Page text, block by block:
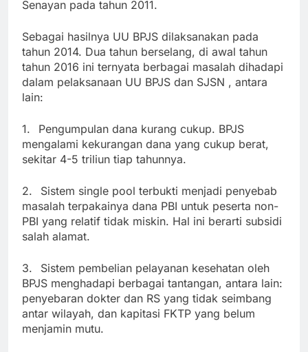
Senayan pada tahun 2011.
Sebagai hasilnya UU BPJS dilaksanakan pada
tahun 2014. Dua tahun berselang, di awal tahun
tahun 2016 ini ternyata berbagai masalah dihadapi
dalam pelaksanaan UU BPJS dan SJSN , antara
lain:
1.
Pengumpulan dana kurang cukup. BPJS
mengalami kekurangan dana yang cukup berat,
sekitar 4-5 triliun tiap tahunnya.
2.
Sistem single pool terbukti menjadi penyebab
masalah terpakainya dana PBI untuk peserta non-
PBI yang relatif tidak miskin. Hal ini berarti subsidi
salah alamat.
3.
Sistem pembelian pelayanan kesehatan oleh
BPJS menghadapi berbagai tantangan, antara lain:
penyebaran dokter dan RS yang tidak seimbang
antar wilayah, dan kapitasi FKTP yang belum
menjamin mutu.